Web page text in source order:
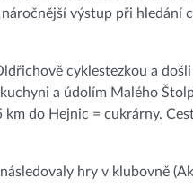
výstup při hledání
cyklestezkou a
a údolím Malého
do Hejnic = cukrárny.
hry v klubovně